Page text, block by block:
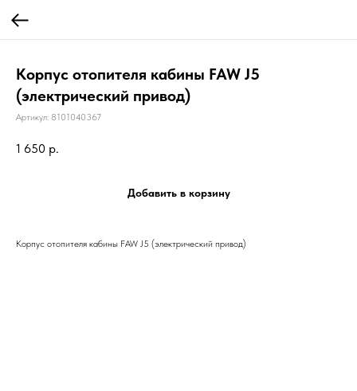
Корпус отопителя кабины FAW J5
(электрический привод)
Артикул: 8101040367
1 650 р.
Добавить в корзину
Корпус отопителя кабины FAW J5 (электрический привод)